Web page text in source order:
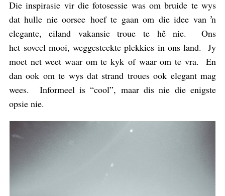
Die inspirasie vir die fotosessie was om bruide te wys
dat hulle nie oorsee hoef te gaan om die idee van ŉ
elegante, eiland vakansie troue te hê nie. Ons
het soveel mooi, weggesteekte plekkies in ons land. Jy
moet net weet waar om te kyk of waar om te vra. En
dan ook om te wys dat strand troues ook elegant mag
wees. Informeel is “cool”, maar dis nie die enigste
opsie nie.